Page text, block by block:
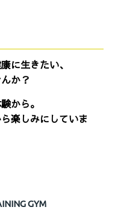
に生きたい、
か？
から。
楽しみにしていま
GYM